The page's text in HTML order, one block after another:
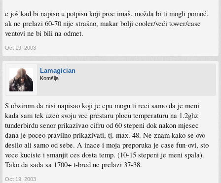
e još kad bi napiso u potpisu koji proc imaš, možda bi ti mogli pomoć.
ak ne prelazi 60-70 nije strašno, makar bolji cooler/veći tower/case
ventovi ne bi bili na odmet.
Oct 19, 2003
Lamagician
Komšija
S obzirom da nisi napisao koji je cpu mogu ti reci samo da je meni
kada sam tek uzeo svoju vec prestaru plocu temperaturu na 1.2ghz
tunderbirdu senor prikazivao cifru od 60 stepeni dok nakon mjesec
dana je poceo pravilno prikazivati, tj. max. 48. Ne znam kako se ovo
desilo ali samo od sebe. A inace i moja preporuka je case fun-ovi, sto
vece kuciste i smanjit ces dosta temp. (10-15 stepeni je meni spala).
Tako da sada sa 1700+ t-bred ne prelazi 37-38.
Oct 19, 2003